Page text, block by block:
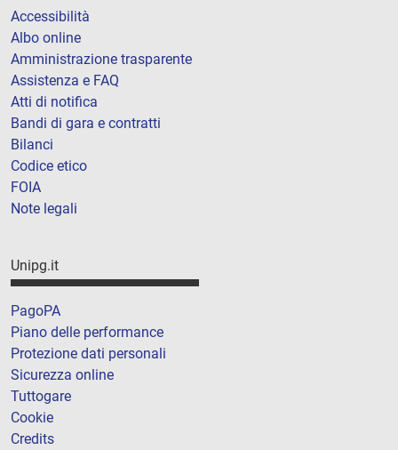
Accessibilità
Albo online
Amministrazione trasparente
Assistenza e FAQ
Atti di notifica
Bandi di gara e contratti
Bilanci
Codice etico
FOIA
Note legali
Unipg.it
PagoPA
Piano delle performance
Protezione dati personali
Sicurezza online
Tuttogare
Cookie
Credits